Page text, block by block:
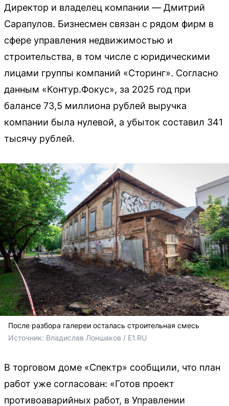
Директор и владелец компании — Дмитрий
Сарапулов. Бизнесмен связан с рядом фирм в
сфере управления недвижимостью и
строительства, в том числе с юридическими
лицами группы компаний «Сторинг». Согласно
данным «Контур.Фокус», за 2025 год при
балансе 73,5 миллиона рублей выручка
компании была нулевой, а убыток составил 341
тысячу рублей.
После разбора галереи осталась строительная смесь
Источник: Владислав Лоншаков / E1.RU
В торговом доме «Спектр» сообщили, что план
работ уже согласован: «Готов проект
противоаварийных работ, в Управлении